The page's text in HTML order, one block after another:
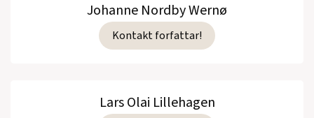
Johanne Nordby Wernø
Kontakt forfattar!
Lars Olai Lillehagen